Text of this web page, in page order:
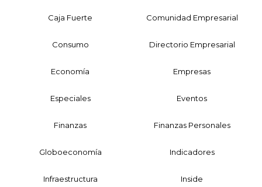
Caja Fuerte Comunidad Empresarial
Consumo Directorio Empresarial
Economía Empresas
Especiales Eventos
Finanzas Finanzas Personales
Globoeconomía Indicadores
Infraestructura Inside